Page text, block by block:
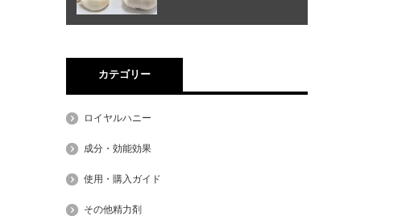
カテゴリー
ロイヤルハニー
成分・効能効果
使用・購入ガイド
その他精力剤